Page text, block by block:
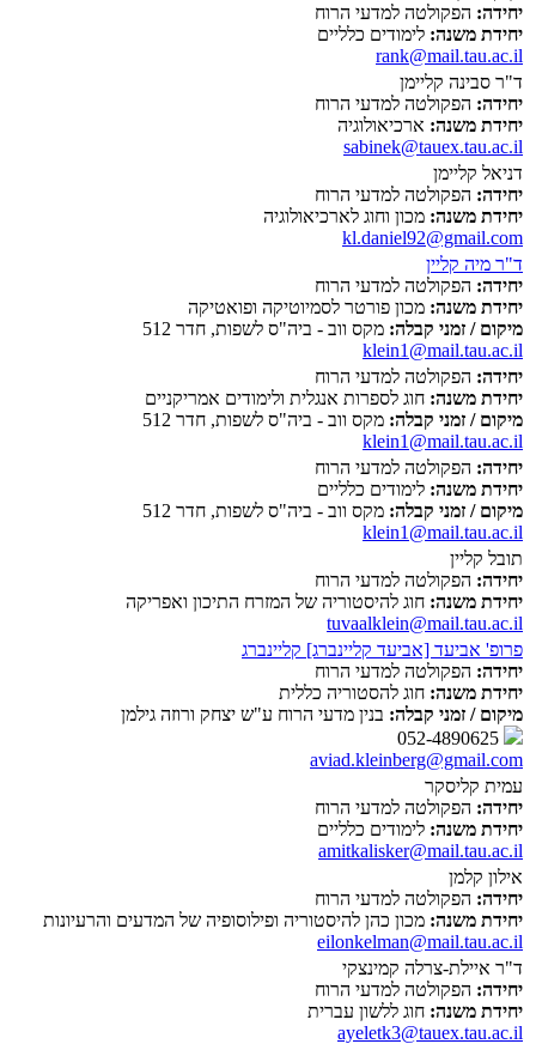
יחידה: הפקולטה למדעי הרוח
יחידת משנה: לימודים כלליים
rank@mail.tau.ac.il
ד"ר סבינה קליימן
יחידה: הפקולטה למדעי הרוח
יחידת משנה: ארכיאולוגיה
sabinek@tauex.tau.ac.il
דניאל קליימן
יחידה: הפקולטה למדעי הרוח
יחידת משנה: מכון וחוג לארכיאולוגיה
kl.daniel92@gmail.com
ד"ר מיה קליין
יחידה: הפקולטה למדעי הרוח
יחידת משנה: מכון פורטר לסמיוטיקה ופואטיקה
מיקום / זמני קבלה: מקס ווב - ביה"ס לשפות, חדר 512
klein1@mail.tau.ac.il
יחידה: הפקולטה למדעי הרוח
יחידת משנה: חוג לספרות אנגלית ולימודים אמריקניים
מיקום / זמני קבלה: מקס ווב - ביה"ס לשפות, חדר 512
klein1@mail.tau.ac.il
יחידה: הפקולטה למדעי הרוח
יחידת משנה: לימודים כלליים
מיקום / זמני קבלה: מקס ווב - ביה"ס לשפות, חדר 512
klein1@mail.tau.ac.il
תובל קליין
יחידה: הפקולטה למדעי הרוח
יחידת משנה: חוג להיסטוריה של המזרח התיכון ואפריקה
tuvaalklein@mail.tau.ac.il
פרופ' אביעד [אביעד קליינברג] קליינברג
יחידה: הפקולטה למדעי הרוח
יחידת משנה: חוג להסטוריה כללית
מיקום / זמני קבלה: בנין מדעי הרוח ע"ש יצחק ורוזה גילמן
aviad.kleinberg@gmail.com
עמית קליסקר
יחידה: הפקולטה למדעי הרוח
יחידת משנה: לימודים כלליים
amitkalisker@mail.tau.ac.il
אילון קלמן
יחידה: הפקולטה למדעי הרוח
יחידת משנה: מכון כהן להיסטוריה ופילוסופיה של המדעים והרעיונות
eilonkelman@mail.tau.ac.il
ד"ר איילת-צרלה קמינצקי
יחידה: הפקולטה למדעי הרוח
יחידת משנה: חוג ללשון עברית
ayeletk3@tauex.tau.ac.il